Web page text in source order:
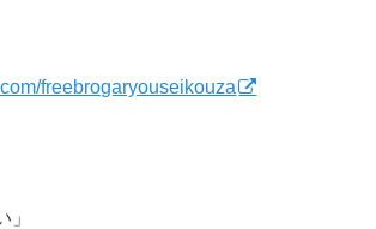
freebrogaryouseikouza
」